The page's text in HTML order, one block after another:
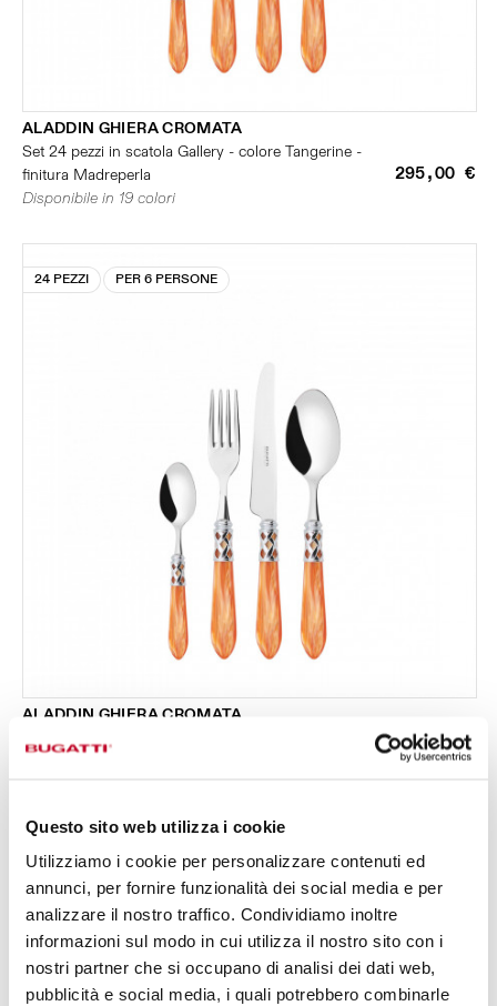
Questo sito web utilizza i cookie
Utilizziamo i cookie per personalizzare contenuti ed
annunci, per fornire funzionalità dei social media e per
analizzare il nostro traffico. Condividiamo inoltre
informazioni sul modo in cui utilizza il nostro sito con i
nostri partner che si occupano di analisi dei dati web,
pubblicità e social media, i quali potrebbero combinarle
ALADDIN GHIERA CROMATA
Set 24 pezzi in scatola Gallery - colore Tangerine -
finitura Madreperla
295,00 €
Disponibile in 19 colori
24 PEZZI PER 6 PERSONE
ALADDIN GHIERA CROMATA
295,00 €
24 PEZZI PER 6 PERSONE